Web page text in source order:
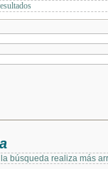
búsqueda realiza más